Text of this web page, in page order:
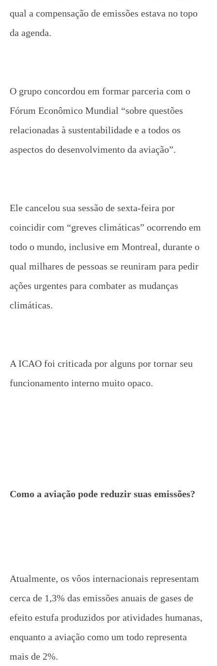
qual a compensação de emissões estava no topo
da agenda.
O grupo concordou em formar parceria com o
Fórum Econômico Mundial “sobre questões
relacionadas à sustentabilidade e a todos os
aspectos do desenvolvimento da aviação”.
Ele cancelou sua sessão de sexta-feira por
coincidir com “greves climáticas” ocorrendo em
todo o mundo, inclusive em Montreal, durante o
qual milhares de pessoas se reuniram para pedir
ações urgentes para combater as mudanças
climáticas.
A ICAO foi criticada por alguns por tornar seu
funcionamento interno muito opaco.
Como a aviação pode reduzir suas emissões?
Atualmente, os vôos internacionais representam
cerca de 1,3% das emissões anuais de gases de
efeito estufa produzidos por atividades humanas,
enquanto a aviação como um todo representa
mais de 2%.